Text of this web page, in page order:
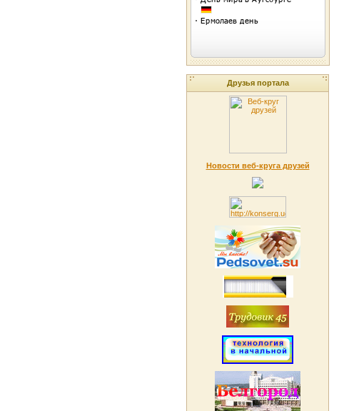
Друзья портала
Новости веб-круга друзей